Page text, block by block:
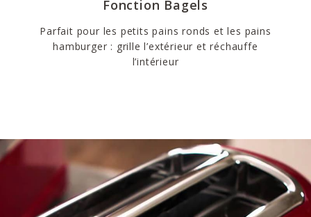
Fonction Bagels
Parfait pour les petits pains ronds et les pains
hamburger : grille l’extérieur et réchauffe
l’intérieur